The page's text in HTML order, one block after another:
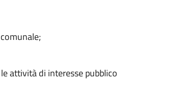
attività di interesse pubblico